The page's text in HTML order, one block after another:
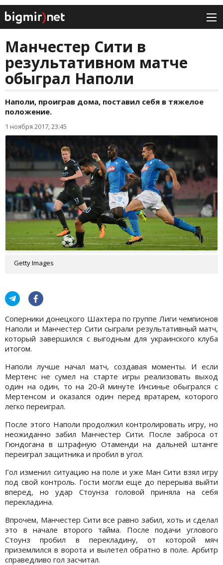
Манчестер Сити в
результативном матче
обыграл Наполи
Наполи, проиграв дома, поставил себя в тяжелое
положение.
1 ноября 2017, 23:45
Getty Images
Соперники донецкого Шахтера по группе Лиги чемпионов
Наполи и Манчестер Сити сыграли результативный матч,
который завершился с выгодным для украинского клуба
итогом.
Наполи лучше начал матч, создавая моменты. И если
Мертенс не сумел на старте игры реализовать выход
один на один, то на 20-й минуте Инсинье обыгрался с
Мертенсом и оказался один перед вратарем, которого
легко переиграл.
После этого Наполи продолжил контролировать игру, но
неожиданно забил Манчестер Сити. После заброса от
Гюндогана в штрафную Отаменди на дальней штанге
переиграл защитника и пробил в угол.
Гол изменил ситуацию на поле и уже Ман Сити взял игру
под свой контроль. Гости могли еще до перерыва выйти
вперед, но удар Стоунза головой приняла на себя
перекладина.
Впрочем, Манчестер Сити все равно забил, хоть и сделал
это в начале второго тайма. После подачи углового
Стоунз пробил в перекладину, от которой мяч
приземлился в ворота и вылетел обратно в поле. Арбитр
справедливо гол засчитал.